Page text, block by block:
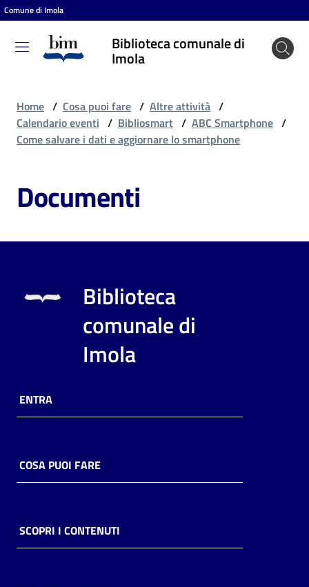
Vai al contenuto
Vai alla navigazione
Vai al footer
Comune di Imola
Biblioteca comunale di
Imola
Biblioteca
comunale
Cosa
fare
Scopri
online
Piani
Home / Cosa puoi fare / Altre attività /
Calendario eventi / Bibliosmart / ABC Smartphone /
Come salvare i dati e aggiornare lo smartphone
Documenti
Biblioteca
comunale di
Imola
ENTRA
COSA PUOI FARE
SCOPRI I CONTENUTI